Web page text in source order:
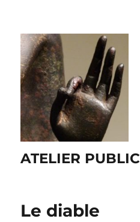
ATELIER PUBLIC
Le diable